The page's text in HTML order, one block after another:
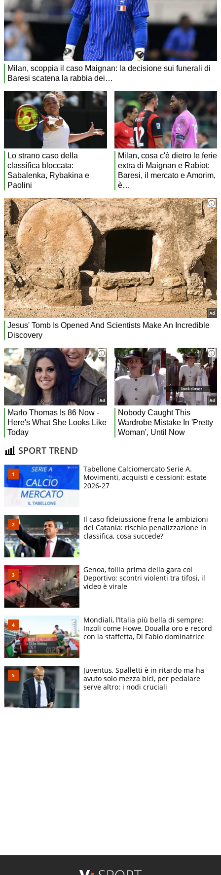
SPORT TREND
Tabellone Calciomercato Serie A.
Movimenti, acquisti e cessioni: estate
2026-27
Il caso fideiussione frena le ambizioni
del Catania: rischio penalizzazione in
classifica, cosa succede?
Genoa, follia prima della gara col
Deportivo: scontri violenti tra tifosi, il
video è virale
Mondiali, l’Italia più bella di sempre:
Inzoli come Howe, Doualla oro e record
con la staffetta, Di Fabio dominatrice
Juventus, Spalletti è in ritardo ma ha
avuto solo mezza bici, per pedalare
serve altro: i nodi cruciali